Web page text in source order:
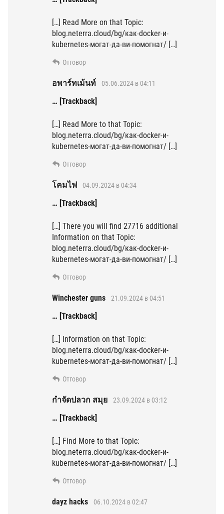
[…] Read More on that Topic:
blog.neterra.cloud/bg/как-docker-и-
kubernetes-могат-да-ви-помогнат/ […]
Отговор
อพาร์ทเม้นท์ 05.06.2024 в 04:11
… [Trackback]
[…] Read More to that Topic:
blog.neterra.cloud/bg/как-docker-и-
kubernetes-могат-да-ви-помогнат/ […]
Отговор
โคมไฟ 04.09.2024 в 04:34
… [Trackback]
[…] There you will find 27716 additional
Information on that Topic:
blog.neterra.cloud/bg/как-docker-и-
kubernetes-могат-да-ви-помогнат/ […]
Отговор
Winchester guns 21.09.2024 в 04:51
… [Trackback]
[…] Information on that Topic:
blog.neterra.cloud/bg/как-docker-и-
kubernetes-могат-да-ви-помогнат/ […]
Отговор
กำจัดปลวก สมุย 23.09.2024 в 03:12
… [Trackback]
[…] Find More to that Topic:
blog.neterra.cloud/bg/как-docker-и-
kubernetes-могат-да-ви-помогнат/ […]
Отговор
dayz hacks 06.10.2024 в 02:47